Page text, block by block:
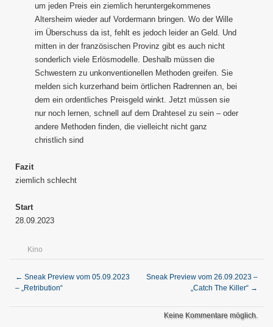
um jeden Preis ein ziemlich heruntergekommenes
Altersheim wieder auf Vordermann bringen. Wo der Wille
im Überschuss da ist, fehlt es jedoch leider an Geld. Und
mitten in der französischen Provinz gibt es auch nicht
sonderlich viele Erlösmodelle. Deshalb müssen die
Schwestern zu unkonventionellen Methoden greifen. Sie
melden sich kurzerhand beim örtlichen Radrennen an, bei
dem ein ordentliches Preisgeld winkt. Jetzt müssen sie
nur noch lernen, schnell auf dem Drahtesel zu sein – oder
andere Methoden finden, die vielleicht nicht ganz
christlich sind
Fazit
ziemlich schlecht
Start
28.09.2023
Kino
← Sneak Preview vom 05.09.2023
– „Retribution“
Sneak Preview vom 26.09.2023 –
„Catch The Killer“ →
Keine Kommentare möglich.